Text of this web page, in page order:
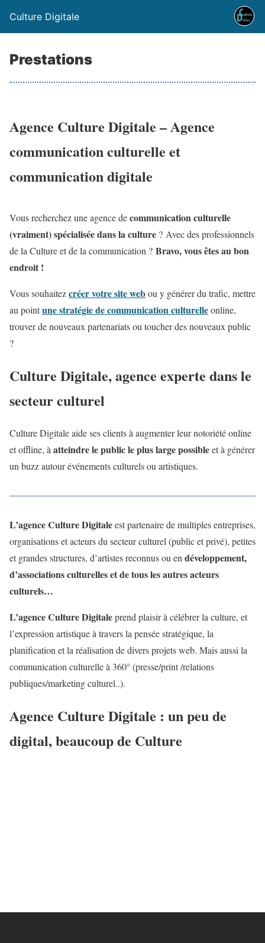
Culture Digitale
Prestations
Agence Culture Digitale – Agence
communication culturelle et
communication digitale
Vous recherchez une agence decommunication culturelle
(vraiment) spécialisée dans la culture ? Avec des professionnels
de la Culture et de la communication ? Bravo, vous êtes au bon
endroit !
Vous souhaitezcréer votre site webou y générer du trafic, mettre
au pointune stratégie de communication culturelleonline,
trouver de nouveaux partenariats ou toucher des nouveaux public
?
Culture Digitale, agence experte dans le
secteur culturel
Culture Digitale aide ses clients à augmenter leur notoriété online
et offline, à atteindre le public le plus large possibleet à générer
un buzz autour événements culturels ou artistiques.
L’agence Culture Digitaleest partenaire de multiples entreprises,
organisations et acteurs du secteur culturel (public et privé), petites
et grandes structures, d’artistes reconnus ou en développement,
d’associations culturelles et de tous les autres acteurs
culturels…
L’agence Culture Digitaleprend plaisir à célébrer la culture, et
l’expression artistique à travers la pensée stratégique, la
planification et la réalisation de divers projets web. Mais aussi la
communication culturelle à 360° (presse/print /relations
publiques/marketing culturel..).
Agence Culture Digitale : un peu de
digital, beaucoup de Culture